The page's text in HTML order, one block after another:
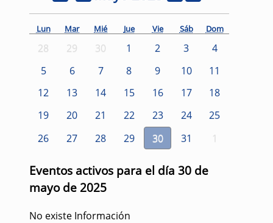
Lun Mar Mié Jue Vie Sáb Dom
28 29 30 1 2 3
4
5
6 7 8 9 10
11
12
13 14 15 16 17
18
19
20 21 22 23 24
25
26
27 28 29 30 31 1
Eventos activos para el día 30 de
mayo de 2025
No existe Información